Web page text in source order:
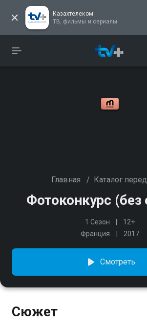
Казахтелеком
ТВ, фильмы и сериалы
Главная / Каталог
Фотоконкурс (без
1 Сезон
12+
Франция
2017
Смотреть
Сюжет